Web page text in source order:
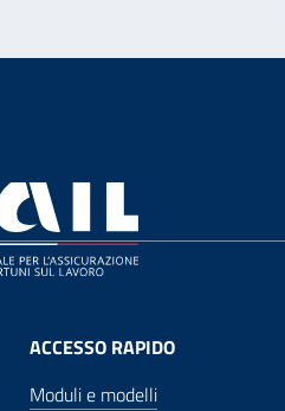
ACCESSO RAPIDO
Moduli e modelli